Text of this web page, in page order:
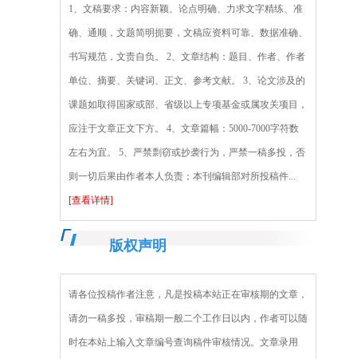
1、文稿要求：内容新颖、论点明确、力求文字精练、准
确、通顺，文题简明扼要，文稿应资料可靠、数据准确、
书写规范，文责自负。 2、文章结构：题目、作者、作者
单位、摘要、关键词、正文、参考文献。 3、论文涉及的
课题如取得国家或部、省级以上专项基金或属攻关项目，
应注于文章正文下方。 4、文章篇幅：5000-7000字符数
左右为宜。 5、严禁剽窃或抄袭行为，严禁一稿多投，否
则一切后果由作者本人负责；本刊编辑部对所投稿件...
[查看详情]
版权声明
请各位投稿作者注意，凡是投稿本站正在审核期的文章，
请勿一稿多投，审稿期一般二个工作日以内，作者可以随
时在本站上输入文章编号查询稿件审核情况。文章录用